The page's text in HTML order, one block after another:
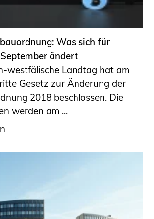
Was sich für
ändert
westfälische Landtag hat am
Gesetz zur Änderung der
2018 beschlossen. Die
werden am ...